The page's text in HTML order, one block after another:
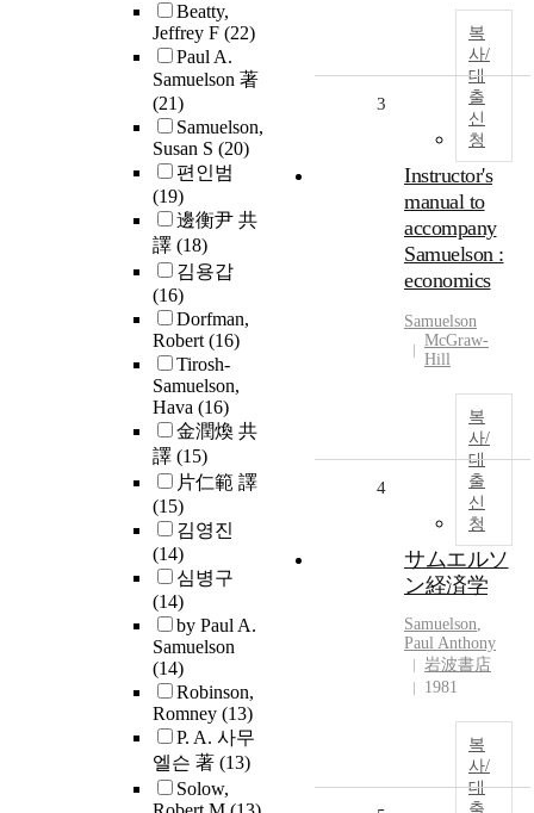
Beatty,
Jeffrey F (22)
Paul A.
Samuelson 著
(21)
Samuelson,
Susan S (20)
편인범
(19)
邊衡尹 共
譯 (18)
김용갑
(16)
Dorfman,
Robert(16)
Tirosh-
Samuelson,
Hava (16)
金潤煥 共
譯 (15)
片仁範 譯
(15)
김영진
(14)
심병구
(14)
by Paul A.
Samuelson
(14)
Robinson,
Romney (13)
P. A. 사무
엘슨 著 (13)
Solow,
복
사/
대
출
신
청
3
Instructor's
manual to
accompany
Samuelson :
economics
Samuelson
McGraw-
Hill
복
사/
대
출
신
청
4
サムエルソ
ン経済学
Samuelson,
Paul Anthony
岩波書店
1981
복
사/
대
출